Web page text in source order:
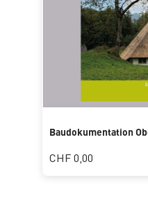
Baudokumentation
CHF 0,00